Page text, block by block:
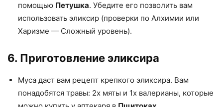
помощью Петушка. Убедите его позволить вам
использовать эликсир (проверки по Алхимии или
Харизме — Сложный уровень).
6. Приготовление эликсира
Муса даст вам рецепт крепкого эликсира. Вам
понадобятся травы: 2x мяты и 1x валерианы, которые